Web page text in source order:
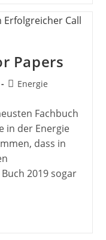
Papers
Beitrags-
Energie
Fachbuch
in der Energie
dass in
2019 sogar